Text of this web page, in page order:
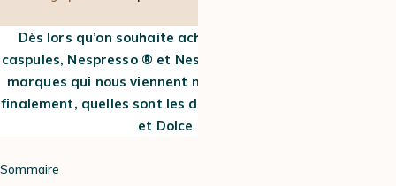
Dès lors qu’on souhaite acheter une machine à café à
caspules, Nespresso ® et Nescafé Dolce Gusto® sont deux
marques qui nous viennent naturellement à l’esprit. Mais
finalement, quelles sont les différences entre Nespresso ®
et Dolce Gusto
Sommaire